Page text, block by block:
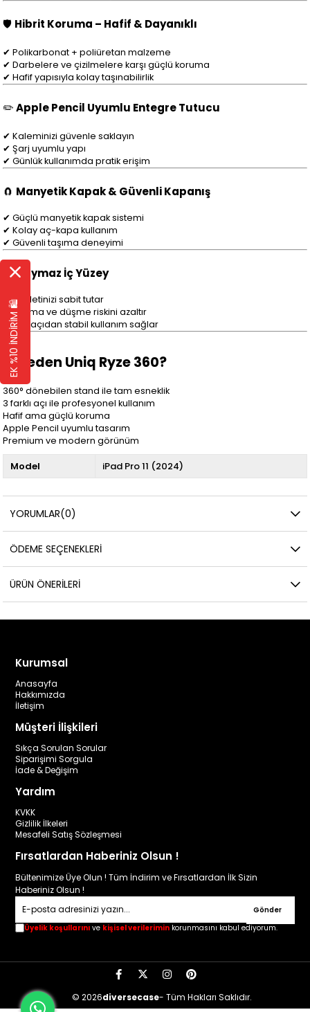
🛡️ Hibrit Koruma – Hafif & Dayanıklı
✔ Polikarbonat + poliüretan malzeme
✔ Darbelere ve çizilmelere karşı güçlü koruma
✔ Hafif yapısıyla kolay taşınabilirlik
✏️Apple Pencil Uyumlu Entegre Tutucu
✔ Kaleminizi güvenle saklayın
✔ Şarj uyumlu yapı
✔ Günlük kullanımda pratik erişim
🧲 Manyetik Kapak & Güvenli Kapanış
✔ Güçlü manyetik kapak sistemi
✔ Kolay aç-kapa kullanım
✔ Güvenli taşıma deneyimi
🧷Kaymaz İç Yüzey
✔ Tabletinizi sabit tutar
✔ Kayma ve düşme riskini azaltır
✔ Her açıdan stabil kullanım sağlar
✔ Neden Uniq Ryze 360?
360° dönebilen stand ile tam esneklik
3 farklı açı ile profesyonel kullanım
Hafif ama güçlü koruma
Apple Pencil uyumlu tasarım
Premium ve modern görünüm
Model iPad Pro 11 (2024)
YORUMLAR(0)
ÖDEME SEÇENEKLERI
ÜRÜN ÖNERILERI
Kurumsal
Anasayfa
Hakkımızda
İletişim
Müşteri İlişkileri
Sıkça Sorulan Sorular
Siparişimi Sorgula
İade & Değişim
Yardım
KVKK
Gizlilik İlkeleri
Mesafeli Satış Sözleşmesi
Fırsatlardan Haberiniz Olsun !
Bültenimize Üye Olun ! Tüm İndirim ve Fırsatlardan İlk Sizin
Haberiniz Olsun !
Gönder
Üyelik koşullarını ve kişisel verilerimin korunmasını kabul ediyorum.
© 2026diversecase- Tüm Hakları Saklıdır.
EK %10 İNDİRİM 🛍️